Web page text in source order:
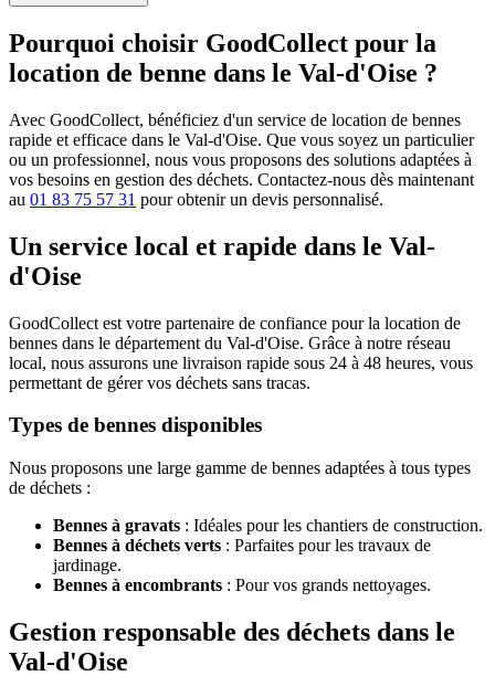
Pourquoi choisir GoodCollect pour la
location de benne dans le Val-d'Oise ?
Avec GoodCollect, bénéficiez d'un service de location de bennes
rapide et efficace dans le Val-d'Oise. Que vous soyez un particulier
ou un professionnel, nous vous proposons des solutions adaptées à
vos besoins en gestion des déchets. Contactez-nous dès maintenant
au 01 83 75 57 31 pour obtenir un devis personnalisé.
Un service local et rapide dans le Val-
d'Oise
GoodCollect est votre partenaire de confiance pour la location de
bennes dans le département du Val-d'Oise. Grâce à notre réseau
local, nous assurons une livraison rapide sous 24 à 48 heures, vous
permettant de gérer vos déchets sans tracas.
Types de bennes disponibles
Nous proposons une large gamme de bennes adaptées à tous types
de déchets :
Bennes à gravats : Idéales pour les chantiers de construction.
Bennes à déchets verts : Parfaites pour les travaux de
jardinage.
Bennes à encombrants : Pour vos grands nettoyages.
Gestion responsable des déchets dans le
Val-d'Oise